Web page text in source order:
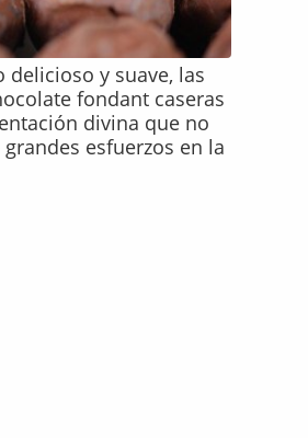
delicioso y suave, las
fondant caseras
divina que no
esfuerzos en la